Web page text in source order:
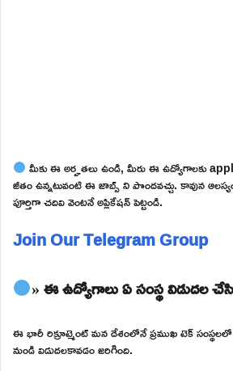
మీకు ఈ అర్హతలు ఉండి, మీరు ఈ ఉద్యోగాలకు
జీతం ఉన్నటువంటి ఈ జాబ్స్ ని పొందవచ్చు. కావున
పూర్తిగా చదివి వెంటనే అప్లికేషన్ పెట్టండి.
Join Our Telegram Group
» ఈ ఉద్యోగాలు ఏ సంస్థ విడుదల
ఈ భారీ రిక్రూట్మెంట్ మన దేశంలోనే ప్రముఖ టెక్
నుండి విడుదలకావడం జరిగింది.